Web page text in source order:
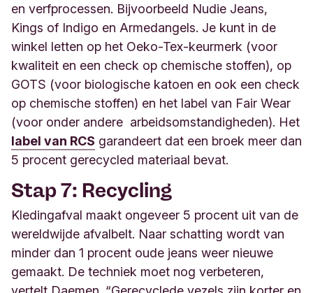
en verfprocessen. Bijvoorbeeld Nudie Jeans,
Kings of Indigo en Armedangels. Je kunt in de
winkel letten op het Oeko-Tex-keurmerk (voor
kwaliteit en een check op chemische stoffen), op
GOTS (voor biologische katoen en ook een check
op chemische stoffen) en het label van Fair Wear
(voor onder andere arbeidsomstandigheden). Het
label van RCS garandeert dat een broek meer dan
5 procent gerecycled materiaal bevat.
Stap 7: Recycling
Kledingafval maakt ongeveer 5 procent uit van de
wereldwijde afvalbelt. Naar schatting wordt van
minder dan 1 procent oude jeans weer nieuwe
gemaakt. De techniek moet nog verbeteren,